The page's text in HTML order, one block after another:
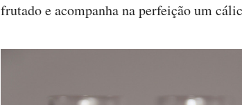
frutado e acompanha na perfeição um